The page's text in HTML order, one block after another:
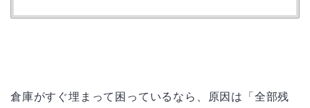
倉庫がすぐ埋まって困っているなら、原因は「全部残